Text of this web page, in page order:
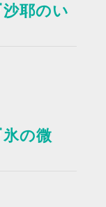
沙耶のい
氷の微